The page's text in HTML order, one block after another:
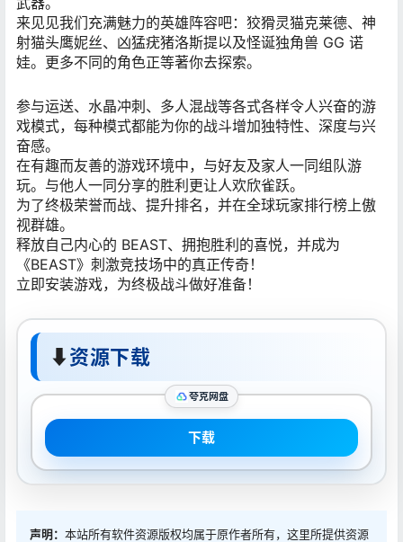
来见见我们充满魅力的英雄阵容吧：狡猾灵猫克莱德、神
射猫头鹰妮丝、凶猛疣猪洛斯提以及怪诞独角兽 GG 诺
娃。更多不同的角色正等著你去探索。
参与运送、水晶冲刺、多人混战等各式各样令人兴奋的游
戏模式，每种模式都能为你的战斗增加独特性、深度与兴
奋感。
在有趣而友善的游戏环境中，与好友及家人一同组队游
玩。与他人一同分享的胜利更让人欢欣雀跃。
为了终极荣誉而战、提升排名，并在全球玩家排行榜上傲
视群雄。
释放自己内心的 BEAST、拥抱胜利的喜悦，并成为
《BEAST》刺激竞技场中的真正传奇！
立即安装游戏，为终极战斗做好准备！
⬇资源下载
夸克网盘
下载
声明： 本站所有软件资源版权均属于原作者所有，这里所提供资源